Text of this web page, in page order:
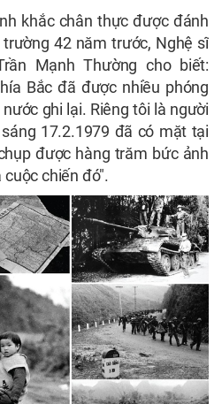
khắc chân thực được đánh
42 năm trước, Nghệ sĩ
Mạnh Thường cho biết:
Bắc đã được nhiều phóng
ghi lại. Riêng tôi là người
17.2.1979 đã có mặt tại
được hàng trăm bức ảnh
chiến đó".